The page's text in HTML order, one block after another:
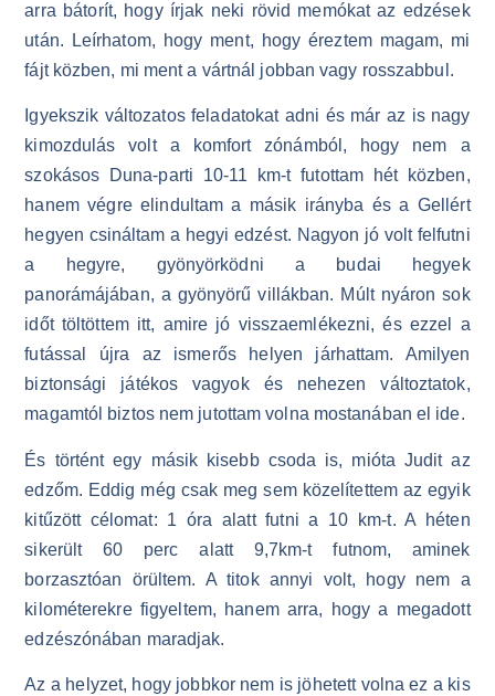
arra bátorít, hogy írjak neki rövid memókat az edzések
után. Leírhatom, hogy ment, hogy éreztem magam, mi
fájt közben, mi ment a vártnál jobban vagy rosszabbul.
Igyekszik változatos feladatokat adni és már az is nagy
kimozdulás volt a komfort zónámból, hogy nem a
szokásos Duna-parti 10-11 km-t futottam hét közben,
hanem végre elindultam a másik irányba és a Gellért
hegyen csináltam a hegyi edzést. Nagyon jó volt felfutni
a hegyre, gyönyörködni a budai hegyek
panorámájában, a gyönyörű villákban. Múlt nyáron sok
időt töltöttem itt, amire jó visszaemlékezni, és ezzel a
futással újra az ismerős helyen járhattam. Amilyen
biztonsági játékos vagyok és nehezen változtatok,
magamtól biztos nem jutottam volna mostanában el ide.
És történt egy másik kisebb csoda is, mióta Judit az
edzőm. Eddig még csak meg sem közelítettem az egyik
kitűzött célomat: 1 óra alatt futni a 10 km-t. A héten
sikerült 60 perc alatt 9,7km-t futnom, aminek
borzasztóan örültem. A titok annyi volt, hogy nem a
kilométerekre figyeltem, hanem arra, hogy a megadott
edzészónában maradjak.
Az a helyzet, hogy jobbkor nem is jöhetett volna ez a kis